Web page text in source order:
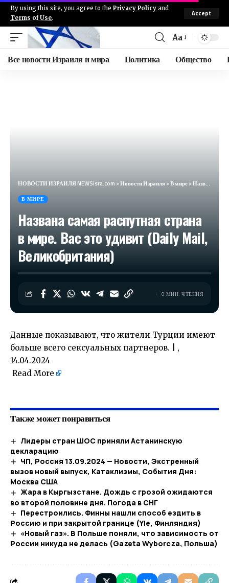
By using this site, you agree to the Privacy Policy and
Terms of Use.
Accept
Aa
Все новости Израиля и мира Политика Общество
НОВОСТИ ИЗРАИЛЯ NEWSisra.com >Новости Израиля>В мире>Названа самая распутная страна в мире. Вас это удивит (Daily Mail, Великобритания)
В МИРЕ
Названа самая распутная страна
в мире. Вас это удивит (Daily Mail,
Великобритания)
0 МИН. ЧТЕНИЯ
Данные показывают, что жители Турции имеют
больше всего сексуальных партнеров. | ,
14.04.2024
Read More
Также может понравиться
Лидеры стран ШОС приняли Астанинскую
декларацию
ЧП, Россия 13.09.2024 — Новости, Экстренный
вызов новый выпуск, Катаклизмы, События Дня:
Москва США
Жара в Кыргызстане. Дождь с грозой ожидаются
во второй половине дня. Погода в СНГ
Перестроились. Финны нашли способ ездить в
Россию и при закрытой границе (Yle, Финляндия)
«Новый газ». В Польше поняли, что зависимость от
России никуда не делась (Gazeta Wyborcza, Польша)